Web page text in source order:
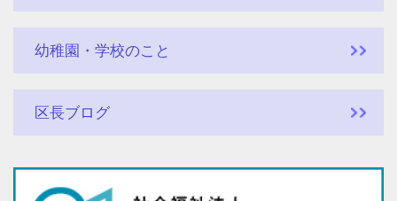
幼稚園・学校のこと
区長ブログ